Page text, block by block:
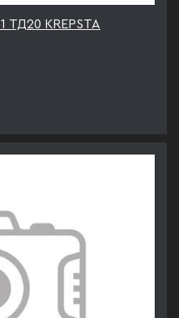
ТД20 KREPSTA